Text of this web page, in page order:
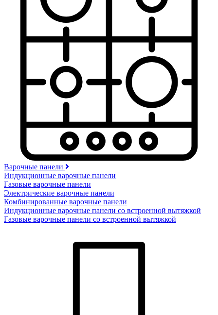
Варочные панели
Индукционные варочные панели
Газовые варочные панели
Электрические варочные панели
Комбинированные варочные панели
Индукционные варочные панели со встроенной вытяжкой
Газовые варочные панели со встроенной вытяжкой